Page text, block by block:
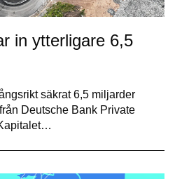
in ytterligare 6,5
säkrat 6,5 miljarder
Deutsche Bank Private